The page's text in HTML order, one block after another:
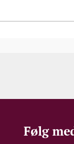
Følg